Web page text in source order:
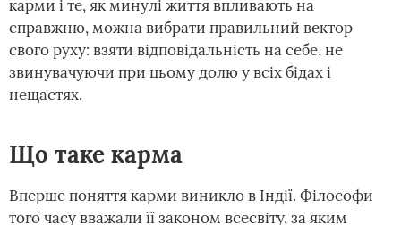
карми і те, як минулі життя впливають на
справжню, можна вибрати правильний вектор
свого руху: взяти відповідальність на себе, не
звинувачуючи при цьому долю у всіх бідах і
нещастях.
Що таке карма
Вперше поняття карми виникло в Індії. Філософи
того часу вважали її законом всесвіту, за яким